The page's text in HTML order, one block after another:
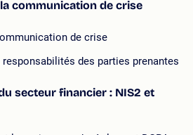
communication de crise
de crise
des parties prenantes
secteur financier : NIS2 et